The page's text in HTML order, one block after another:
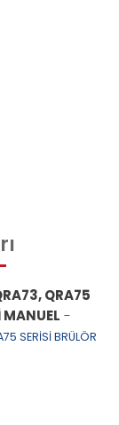
QRA75
MANUEL -
SERİSİ BRÜLÖR